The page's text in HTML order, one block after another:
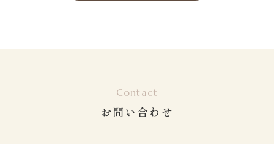
Contact
お問い合わせ